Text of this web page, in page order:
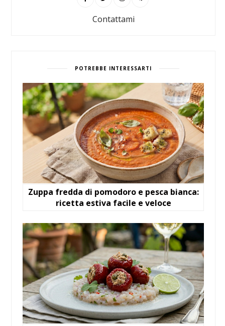
Contattami
POTREBBE INTERESSARTI
Zuppa fredda di pomodoro e pesca bianca:
ricetta estiva facile e veloce